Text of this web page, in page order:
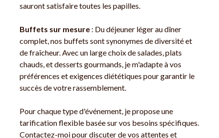
sauront satisfaire toutes les papilles.
Buffets sur mesure : Du déjeuner léger au dîner
complet, nos buffets sont synonymes de diversité et
de fraîcheur. Avec un large choix de salades, plats
chauds, et desserts gourmands, je m'adapte à vos
préférences et exigences diététiques pour garantir le
succès de votre rassemblement.
Pour chaque type d'événement, je propose une
tarification flexible basée sur vos besoins spécifiques.
Contactez-moi pour discuter de vos attentes et